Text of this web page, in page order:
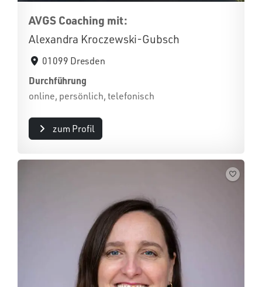
AVGS Coaching mit:
Alexandra Kroczewski-Gubsch
01099 Dresden
Durchführung
online, persönlich, telefonisch
zum Profil